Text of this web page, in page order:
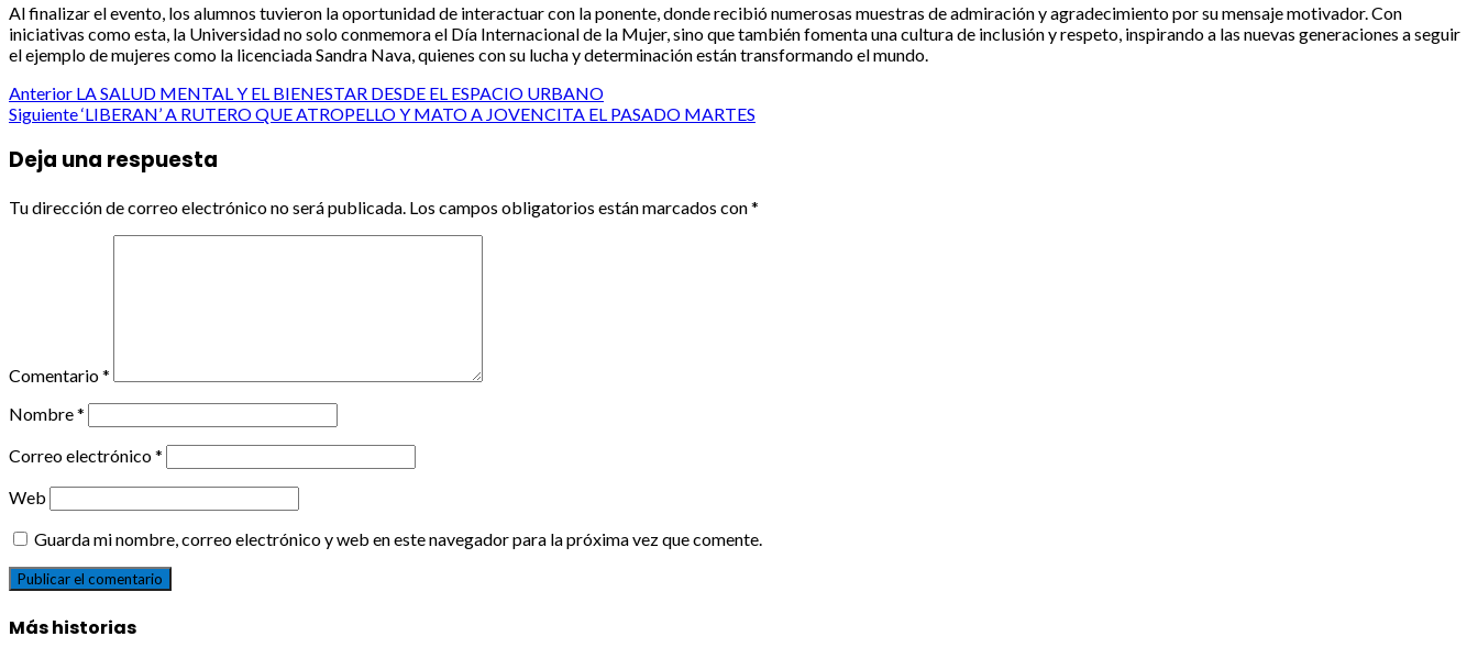
Al finalizar el evento, los alumnos tuvieron la oportunidad de interactuar con la ponente, donde recibió numerosas muestras de admiración y agradecimiento por su mensaje motivador. Con
iniciativas como esta, la Universidad no solo conmemora el Día Internacional de la Mujer, sino que también fomenta una cultura de inclusión y respeto, inspirando a las nuevas generaciones a seguir
el ejemplo de mujeres como la licenciada Sandra Nava, quienes con su lucha y determinación están transformando el mundo.
Post
Anterior LA SALUD MENTAL Y EL BIENESTAR DESDE EL ESPACIO URBANO
Siguiente‘LIBERAN’ A RUTERO QUE ATROPELLO Y MATO A JOVENCITA EL PASADO MARTES
Deja una respuesta
Tu dirección de correo electrónico no será publicada. Los campos obligatorios están marcados con*
Comentario*
Nombre*
Correo electrónico*
Web
Guarda mi nombre, correo electrónico y web en este navegador para la próxima vez que comente.
Más historias